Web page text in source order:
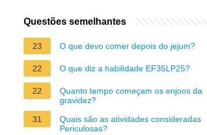
Questões semelhantes
23 O que devo comer depois do jejum?
22 O que diz a habilidade EF35LP25?
22
Quanto tempo começam os enjoos da
gravidez?
31
Quais são as atividades consideradas
Periculosas?